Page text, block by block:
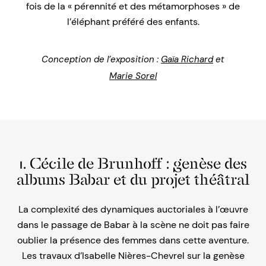
fois de la « pérennité et des métamorphoses » de
l’éléphant préféré des enfants.
Conception de l’exposition : Gaïa Richardet
Marie Sorel
1. Cécile de Brunhoff : genèse des
albums Babar et du projet théâtral
La complexité des dynamiques auctoriales à l’œuvre
dans le passage de Babar à la scène ne doit pas faire
oublier la présence des femmes dans cette aventure.
Les travaux d’Isabelle Nières-Chevrel sur la genèse